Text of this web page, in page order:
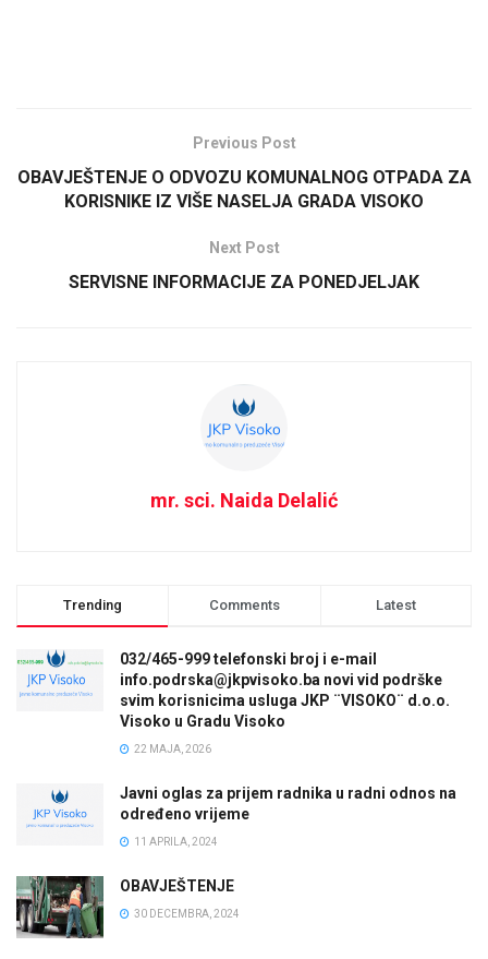
Previous Post
OBAVJEŠTENJE O ODVOZU KOMUNALNOG OTPADA ZA
KORISNIKE IZ VIŠE NASELJA GRADA VISOKO
Next Post
SERVISNE INFORMACIJE ZA PONEDJELJAK
mr. sci. Naida Delalić
Trending Comments Latest
032/465-999 telefonski broj i e-mail
info.podrska@jkpvisoko.ba novi vid podrške
svim korisnicima usluga JKP ¨VISOKO¨ d.o.o.
Visoko u Gradu Visoko
22 MAJA, 2026
Javni oglas za prijem radnika u radni odnos na
određeno vrijeme
11 APRILA, 2024
OBAVJEŠTENJE
30 DECEMBRA, 2024